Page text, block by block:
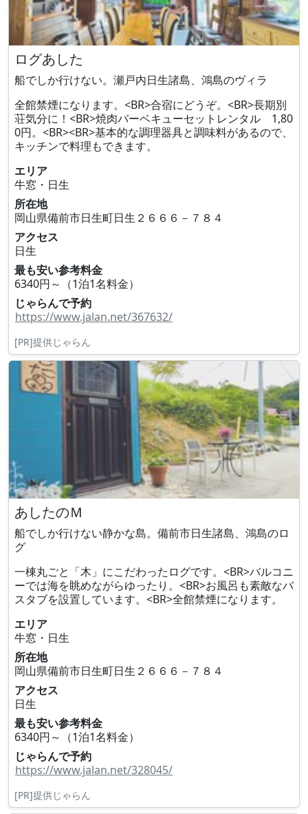
ログあした
船でしか行けない。瀬戸内日生諸島、鴻島のヴィラ
全館禁煙になります。<BR>合宿にどうぞ。<BR>長期別
荘気分に！<BR>焼肉バーベキューセットレンタル 1,80
0円。<BR><BR>基本的な調理器具と調味料があるので、
キッチンで料理もできます。
エリア
牛窓・日生
所在地
岡山県備前市日生町日生２６６６－７８４
アクセス
日生
最も安い参考料金
6340円～（1泊1名料金）
じゃらんで予約
https://www.jalan.net/367632/
[PR]提供じゃらん
あしたのＭ
船でしか行けない静かな島。備前市日生諸島、鴻島のロ
グ
一棟丸ごと「木」にこだわったログです。<BR>バルコニ
ーでは海を眺めながらゆったり。<BR>お風呂も素敵なバ
スタブを設置しています。<BR>全館禁煙になります。
エリア
牛窓・日生
所在地
岡山県備前市日生町日生２６６６－７８４
アクセス
日生
最も安い参考料金
6340円～（1泊1名料金）
じゃらんで予約
https://www.jalan.net/328045/
[PR]提供じゃらん